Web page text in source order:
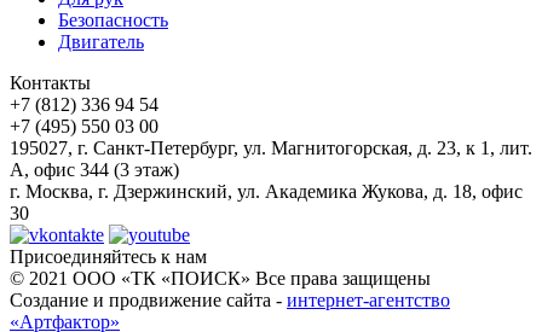
Безопасность
Двигатель
Контакты
+7 (812) 336 94 54
+7 (495) 550 03 00
195027, г. Санкт-Петербург, ул. Магнитогорская, д. 23, к 1, лит.
А, офис 344 (3 этаж)
г. Москва, г. Дзержинский, ул. Академика Жукова, д. 18, офис
30
Присоединяйтесь к нам
© 2021 ООО «ТК «ПОИСК» Все права защищены
Создание и продвижение сайта - интернет-агентство
«Артфактор»